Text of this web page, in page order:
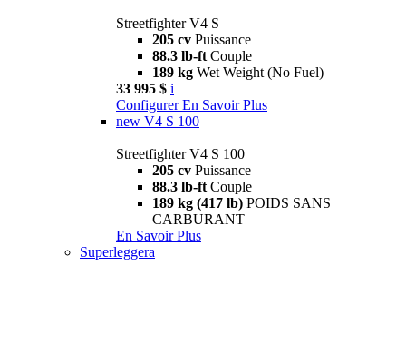
Streetfighter V4 S
205 cv Puissance
88.3 lb-ft Couple
189 kg Wet Weight (No Fuel)
33 995 $ i
Configurer En Savoir Plus
new V4 S 100
Streetfighter V4 S 100
205 cv Puissance
88.3 lb-ft Couple
189 kg (417 lb) POIDS SANS
CARBURANT
En Savoir Plus
Superleggera